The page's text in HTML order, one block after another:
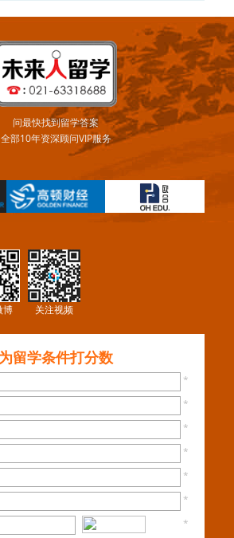
问最快找到留学答案
全部10年资深顾问VIP服务
博 关注视频
为留学条件打分数
*
*
*
*
*
*
*